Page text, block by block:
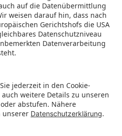
besuchen.
PDF HERUNTERLADEN